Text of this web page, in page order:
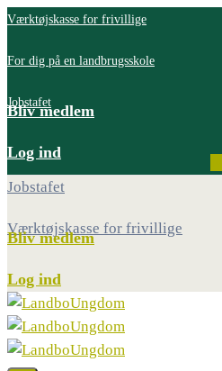
Værktøjskasse for frivillige
For dig på en landbrugsskole
Jobstafet
Bliv medlem
Log ind
Jobstafet
Værktøjskasse for frivillige
Bliv medlem
Log ind